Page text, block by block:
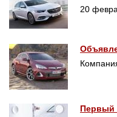
20
Первый